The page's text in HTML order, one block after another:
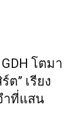
โตมา
” เรียง
ำที่แสน